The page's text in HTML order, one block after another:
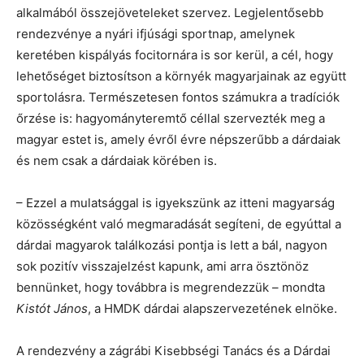
alkalmából összejöveteleket szervez. Legjelentősebb
rendezvénye a nyári ifjúsági sportnap, amelynek
keretében kispályás focitornára is sor kerül, a cél, hogy
lehetőséget biztosítson a környék magyarjainak az együtt
sportolásra. Természetesen fontos számukra a tradíciók
őrzése is: hagyományteremtő céllal szervezték meg a
magyar estet is, amely évről évre népszerűbb a dárdaiak
és nem csak a dárdaiak körében is.
– Ezzel a mulatsággal is igyekszünk az itteni magyarság
közösségként való megmaradását segíteni, de egyúttal a
dárdai magyarok találkozási pontja is lett a bál, nagyon
sok pozitív visszajelzést kapunk, ami arra ösztönöz
bennünket, hogy továbbra is megrendezzük – mondta
Kistót János, a HMDK dárdai alapszervezetének elnöke.
A rendezvény a zágrábi Kisebbségi Tanács és a Dárdai